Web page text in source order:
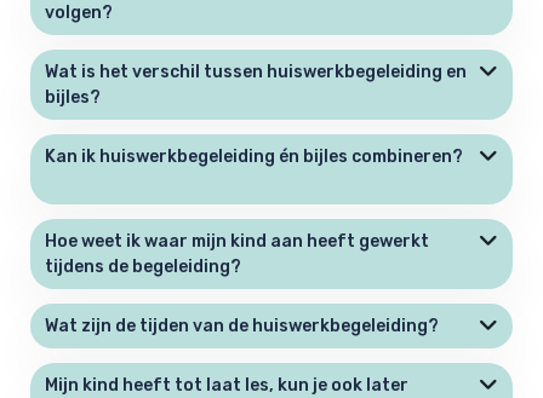
volgen?
Wat is het verschil tussen huiswerkbegeleiding en
bijles?
Kan ik huiswerkbegeleiding én bijles combineren?
Hoe weet ik waar mijn kind aan heeft gewerkt
tijdens de begeleiding?
Wat zijn de tijden van de huiswerkbegeleiding?
Mijn kind heeft tot laat les, kun je ook later